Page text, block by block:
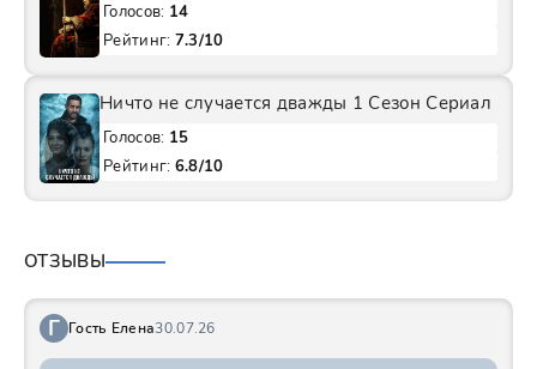
Голосов: 14
Рейтинг: 7.3/10
Ничто не случается дважды 1 Сезон Сериал
Голосов: 15
Рейтинг: 6.8/10
ОТЗЫВЫ
Г Гость Елена30.07.26